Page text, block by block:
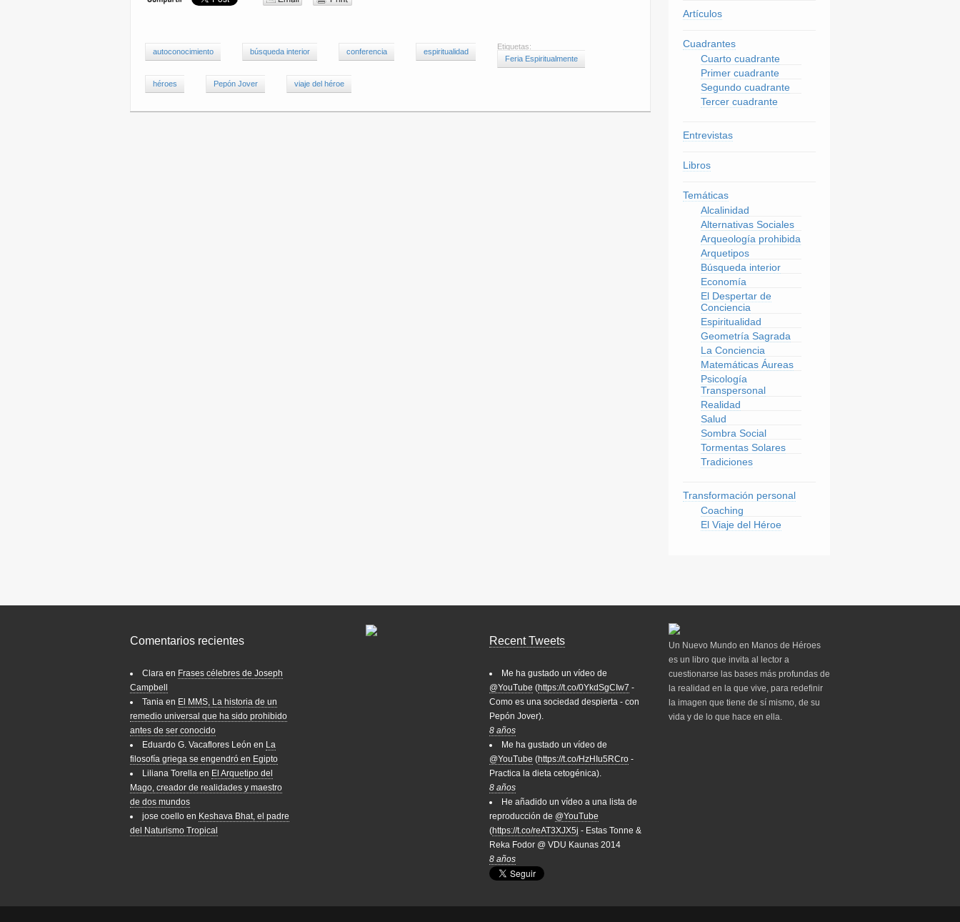
Etiquetas:
autoconocimiento búsqueda interior conferencia
espiritualidad
Feria Espiritualmente
héroes Pepón Jover viaje del héroe
Artículos
Cuadrantes
Cuarto cuadrante
Primer cuadrante
Segundo cuadrante
Tercer cuadrante
Entrevistas
Libros
Temáticas
Alcalinidad
Alternativas Sociales
Arqueología prohibida
Arquetipos
Búsqueda interior
Economía
El Despertar de
Conciencia
Espiritualidad
Geometría Sagrada
La Conciencia
Matemáticas Áureas
Psicología
Transpersonal
Realidad
Salud
Sombra Social
Tormentas Solares
Tradiciones
Transformación personal
Coaching
El Viaje del Héroe
Comentarios recientes
Clara en Frases célebres de Joseph
Campbell
Tania en El MMS, La historia de un
remedio universal que ha sido prohibido
antes de ser conocido
Eduardo G. Vacaflores León en La
filosofía griega se engendró en Egipto
Liliana Torella en El Arquetipo del
Mago, creador de realidades y maestro
de dos mundos
jose coello en Keshava Bhat, el padre
del Naturismo Tropical
Recent Tweets
Me ha gustado un vídeo de
@YouTube (https://t.co/0YkdSgCIw7 -
Como es una sociedad despierta - con
Pepón Jover).
8 años
Me ha gustado un vídeo de
@YouTube (https://t.co/HzHIu5RCro-
Practica la dieta cetogénica).
8 años
He añadido un vídeo a una lista de
reproducción de @YouTube
(https://t.co/reAT3XJX5j - Estas Tonne &
Reka Fodor @ VDU Kaunas 2014
8 años
Un Nuevo Mundo en Manos de Héroes
es un libro que invita al lector a
cuestionarse las bases más profundas de
la realidad en la que vive, para redefinir
la imagen que tiene de sí mismo, de su
vida y de lo que hace en ella.